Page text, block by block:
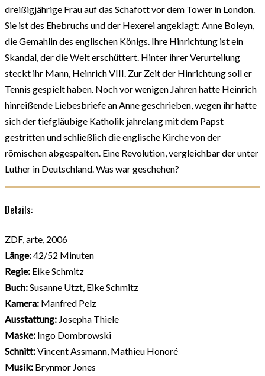
dreißigjährige Frau auf das Schafott vor dem Tower in London.
Sie ist des Ehebruchs und der Hexerei angeklagt: Anne Boleyn,
die Gemahlin des englischen Königs. Ihre Hinrichtung ist ein
Skandal, der die Welt erschüttert. Hinter ihrer Verurteilung
steckt ihr Mann, Heinrich VIII. Zur Zeit der Hinrichtung soll er
Tennis gespielt haben. Noch vor wenigen Jahren hatte Heinrich
hinreißende Liebesbriefe an Anne geschrieben, wegen ihr hatte
sich der tiefgläubige Katholik jahrelang mit dem Papst
gestritten und schließlich die englische Kirche von der
römischen abgespalten. Eine Revolution, vergleichbar der unter
Luther in Deutschland. Was war geschehen?
Details:
ZDF, arte, 2006
Länge:42/52 Minuten
Regie: Eike Schmitz
Buch:Susanne Utzt, Eike Schmitz
Kamera: Manfred Pelz
Ausstattung: Josepha Thiele
Maske: Ingo Dombrowski
Schnitt:Vincent Assmann, Mathieu Honoré
Musik: Brynmor Jones